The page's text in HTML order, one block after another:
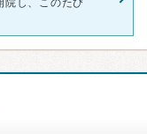
院し、このたび